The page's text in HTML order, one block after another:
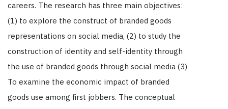
careers. The research has three main objectives:
(1) to explore the construct of branded goods
representations on social media, (2) to study the
construction of identity and self-identity through
the use of branded goods through social media (3)
To examine the economic impact of branded
goods use among first jobbers. The conceptual